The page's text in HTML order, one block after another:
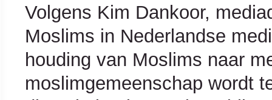
Volgens Kim Dankoor,
Moslims in Nederlandse
houding van Moslims naar
moslimgemeenschap wordt